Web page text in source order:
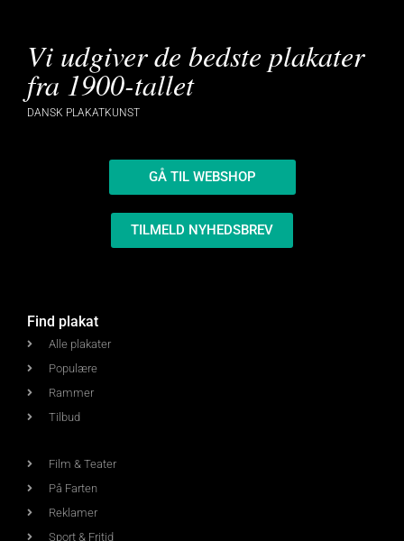
Vi udgiver de bedste plakater
fra 1900-tallet
DANSK PLAKATKUNST
GÅ TIL WEBSHOP
TILMELD NYHEDSBREV
Find plakat
Alle plakater
Populære
Rammer
Tilbud
Film & Teater
På Farten
Reklamer
Sport & Fritid